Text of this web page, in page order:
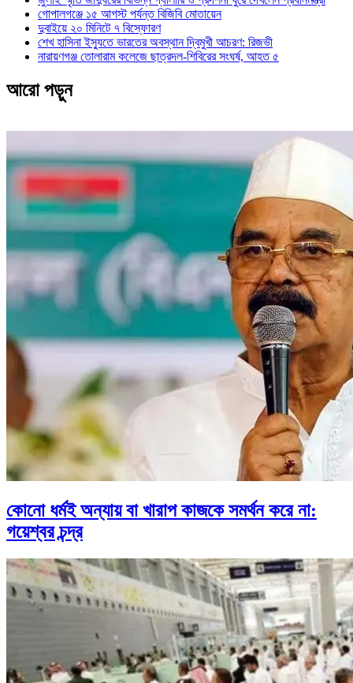
গোপালগঞ্জে ১৫ আগস্ট পর্যন্ত বিজিবি মোতায়েন
দুবাইয়ে ২০ মিনিটে ৭ বিস্ফোরণ
শেখ হাসিনা ইস্যুতে ভারতের অবস্থান দ্বিমুখী আচরণ: রিজভী
নারায়ণগঞ্জ তোলারাম কলেজে ছাত্রদল-শিবিরের সংঘর্ষ, আহত ৫
আরো পড়ুন
কোনো ধর্মই অন্যায় বা খারাপ কাজকে সমর্থন করে না:
গয়েশ্বর চন্দ্র